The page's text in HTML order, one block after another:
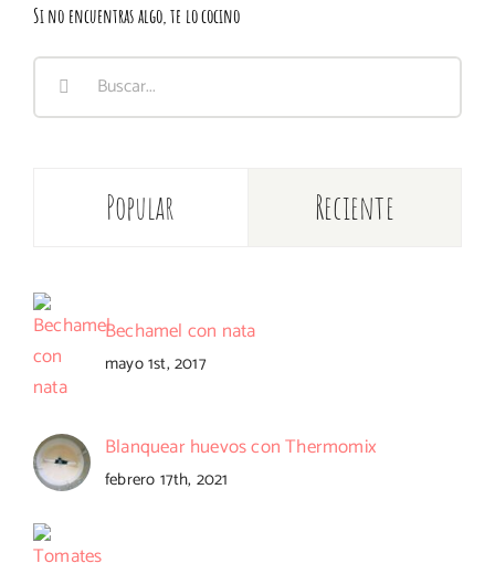
Si no encuentras algo, te lo cocino
Buscar:
Popular Reciente
Bechamel con nata
mayo 1st, 2017
Blanquear huevos con Thermomix
febrero 17th, 2021